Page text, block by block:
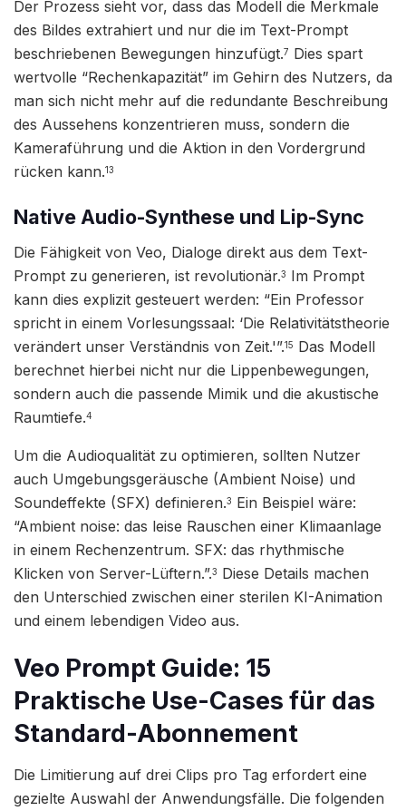
Der Prozess sieht vor, dass das Modell die Merkmale
des Bildes extrahiert und nur die im Text-Prompt
beschriebenen Bewegungen hinzufügt.7 Dies spart
wertvolle “Rechenkapazität” im Gehirn des Nutzers, da
man sich nicht mehr auf die redundante Beschreibung
des Aussehens konzentrieren muss, sondern die
Kameraführung und die Aktion in den Vordergrund
rücken kann.13
Native Audio-Synthese und Lip-Sync
Die Fähigkeit von Veo, Dialoge direkt aus dem Text-
Prompt zu generieren, ist revolutionär.3 Im Prompt
kann dies explizit gesteuert werden: “Ein Professor
spricht in einem Vorlesungssaal: ‘Die Relativitätstheorie
verändert unser Verständnis von Zeit.'”.15 Das Modell
berechnet hierbei nicht nur die Lippenbewegungen,
sondern auch die passende Mimik und die akustische
Raumtiefe.4
Um die Audioqualität zu optimieren, sollten Nutzer
auch Umgebungsgeräusche (Ambient Noise) und
Soundeffekte (SFX) definieren.3 Ein Beispiel wäre:
“Ambient noise: das leise Rauschen einer Klimaanlage
in einem Rechenzentrum. SFX: das rhythmische
Klicken von Server-Lüftern.”.3 Diese Details machen
den Unterschied zwischen einer sterilen KI-Animation
und einem lebendigen Video aus.
Veo Prompt Guide: 15
Praktische Use-Cases für das
Standard-Abonnement
Die Limitierung auf drei Clips pro Tag erfordert eine
gezielte Auswahl der Anwendungsfälle. Die folgenden